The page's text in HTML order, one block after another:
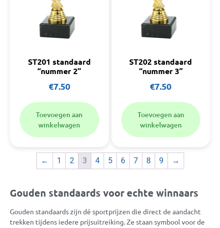
ST201 standaard
“nummer 2”
€7.50
Toevoegen aan
winkelwagen
ST202 standaard
“nummer 3”
€7.50
Toevoegen aan
winkelwagen
← 1 2 3 4 5 6 7 8 9 →
Gouden standaards voor echte winnaars
Gouden standaards zijn dé sportprijzen die direct de aandacht
trekken tijdens iedere prijsuitreiking. Ze staan symbool voor de